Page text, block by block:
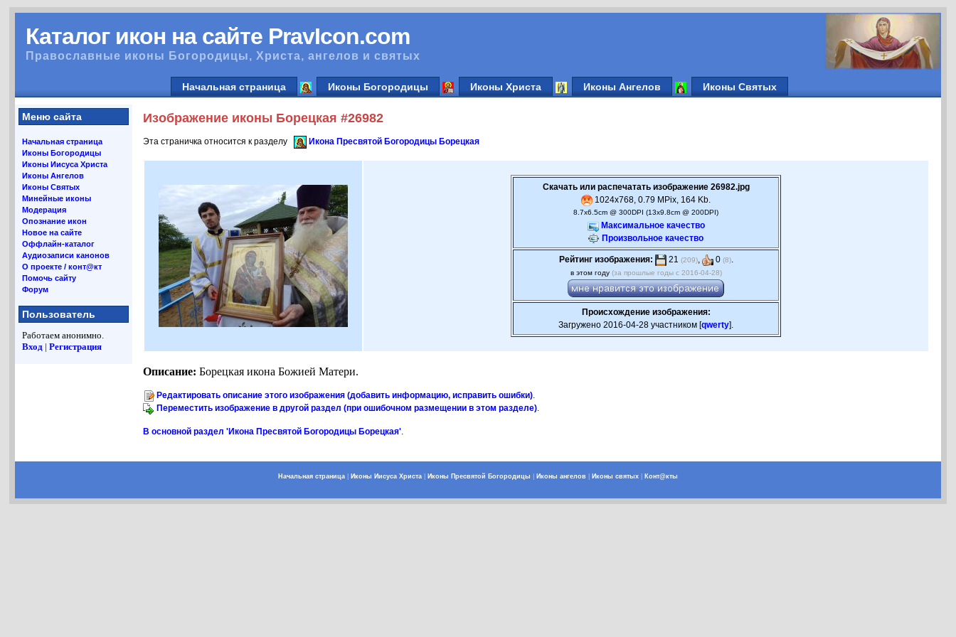
Каталог икон на сайте PravIcon.com
Православные иконы Богородицы, Христа, ангелов и святых
Начальная страница Иконы Богородицы Иконы Христа Иконы Ангелов Иконы Святых
Меню сайта
Начальная страница
Иконы Богородицы
Иконы Иисуса Христа
Иконы Ангелов
Иконы Святых
Минейные иконы
Модерация
Опознание икон
Новое на сайте
Оффлайн-каталог
Аудиозаписи канонов
О проекте / конт@кт
Помочь сайту
Форум
Пользователь
Работаем анонимно.
Вход |Регистрация
Изображение иконы Борецкая #26982
Эта страничка относится к разделу Икона Пресвятой Богородицы Борецкая
Скачать или распечатать изображение 26982.jpg
1024x768, 0.79 MPix, 164 Kb.
8.7x6.5cm @ 300DPI (13x9.8cm @ 200DPI)
Максимальное качество
Произвольное качество
Рейтинг изображения: 21 (209), 0 (8).
в этом году (за прошлые годы с 2016-04-28)
Происхождение изображения:
Загружено 2016-04-28 участником [qwerty].
Описание: Борецкая икона Божией Матери.
Редактировать описание этого изображения (добавить информацию, исправить ошибки).
Переместить изображение в другой раздел (при ошибочном размещении в этом разделе).
В основной раздел 'Икона Пресвятой Богородицы Борецкая'.
Начальная страница Иконы Иисуса Христа Иконы Пресвятой Богородицы Иконы ангелов Иконы святых Конт@кты